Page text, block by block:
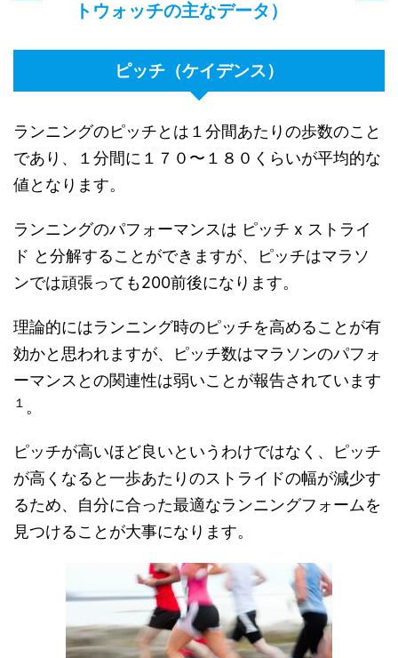
トウォッチの主なデータ）
ピッチ（ケイデンス）
ランニングのピッチとは１分間あたりの歩数のこと
であり、１分間に１７０〜１８０くらいが平均的な
値となります。
ランニングのパフォーマンスは ピッチ x ストライ
ド と分解することができますが、ピッチはマラソ
ンでは頑張っても200前後になります。
理論的にはランニング時のピッチを高めることが有
効かと思われますが、ピッチ数はマラソンのパフォ
ーマンスとの関連性は弱いことが報告されています
１ 。
ピッチが高いほど良いというわけではなく、ピッチ
が高くなると一歩あたりのストライドの幅が減少す
るため、自分に合った最適なランニングフォームを
見つけることが大事になります。